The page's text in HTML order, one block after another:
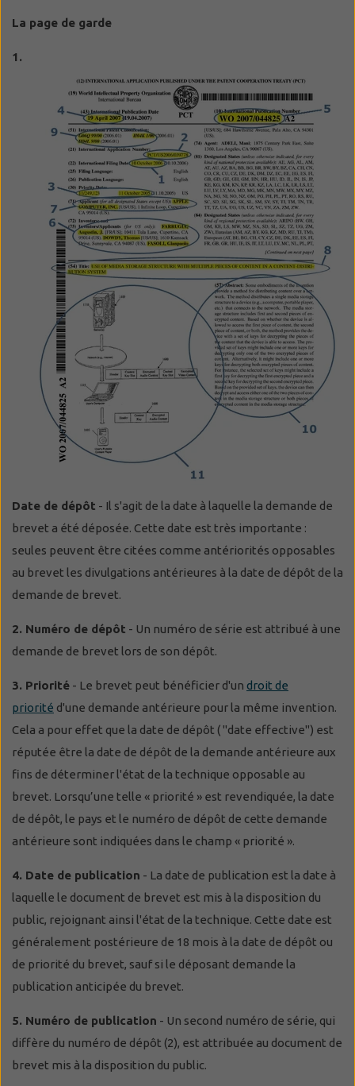
La page de garde
1.
Date de dépôt - Il s'agit de la date à laquelle la demande de
brevet a été déposée. Cette date est très importante :
seules peuvent être citées comme antériorités opposables
au brevet les divulgations antérieures à la date de dépôt de la
demande de brevet.
2. Numéro de dépôt - Un numéro de série est attribué à une
demande de brevet lors de son dépôt.
3. Priorité - Le brevet peut bénéficier d'un droit de
priorité d'une demande antérieure pour la même invention.
Cela a pour effet que la date de dépôt ( "date effective") est
réputée être la date de dépôt de la demande antérieure aux
fins de déterminer l'état de la technique opposable au
brevet. Lorsqu’une telle « priorité » est revendiquée, la date
de dépôt, le pays et le numéro de dépôt de cette demande
antérieure sont indiquées dans le champ « priorité ».
4. Date de publication - La date de publication est la date à
laquelle le document de brevet est mis à la disposition du
public, rejoignant ainsi l'état de la technique. Cette date est
généralement postérieure de 18 mois à la date de dépôt ou
de priorité du brevet, sauf si le déposant demande la
publication anticipée du brevet.
5. Numéro de publication - Un second numéro de série, qui
diffère du numéro de dépôt (2), est attribuée au document de
brevet mis à la disposition du public.